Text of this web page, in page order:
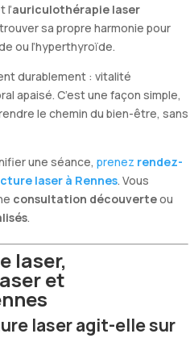
l’auriculothérapie laser
sa propre harmonie pour
ou l’hyperthyroïde.
durablement : vitalité
apaisé. C’est une façon simple,
le chemin du bien-être, sans
une séance, prenez rendez-
laser à Rennes. Vous
consultation découverteou
.
laser,
et
laser agit-elle sur